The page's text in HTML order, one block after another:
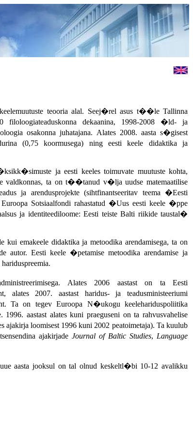
teooria alal. Seej�rel asus t��le Tallinna
dekaanina, 1998-2008 �ld- ja
osakonna juhatajana. Alates 2008. aasta s�gisest
(0,75 koormusega) ning eesti keele didaktika ja
ja eesti keeles toimuvate muutuste kohta,
valdkonnas, ta on t��tanud v�lja uudse matemaatilise
ja arendusprojekte (sihtfinantseeritav teema �Eesti
Sotsiaalfondi rahastatud �Uus eesti keele �ppe
ja identiteediloome: Eesti teiste Balti riikide taustal�
emakeele didaktika ja metoodika arendamisega, ta on
autor. Eesti keele �petamise metoodika arendamise ja
Alates 2006 aastast on ta Eesti
alates 2007. aastast haridus- ja teadusministeeriumi
on tegev Euroopa N�ukogu keelehariduspoliitika
aastast alates kuni praeguseni on ta rahvusvahelise
ajakirja loomisest 1996 kuni 2002 peatoimetaja). Ta kuulub
ajakirjade Journal of Baltic Studies, Language
aasta jooksul on tal olnud keskeltl�bi 10-12 avalikku